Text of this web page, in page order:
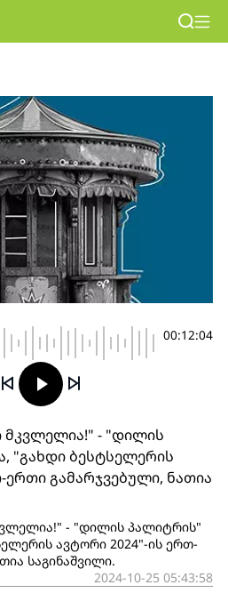
00:12:04
- "დილის
"გახდი ბესტსელერის
ერთი გამარჯვებული, ნათია
- "დილის პალიტრის"
ავტორი 2024"-ის ერთ-
საგინაშვილი.
2024-10-25 05:43:58